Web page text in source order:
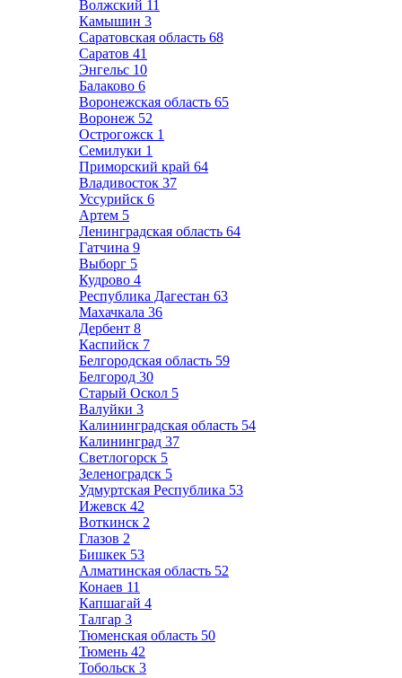
Волжский 11
Камышин 3
Саратовская область 68
Саратов 41
Энгельс 10
Балаково 6
Воронежская область 65
Воронеж 52
Острогожск 1
Семилуки 1
Приморский край 64
Владивосток 37
Уссурийск 6
Артем 5
Ленинградская область 64
Гатчина 9
Выборг 5
Кудрово 4
Республика Дагестан 63
Махачкала 36
Дербент 8
Каспийск 7
Белгородская область 59
Белгород 30
Старый Оскол 5
Валуйки 3
Калининградская область 54
Калининград 37
Светлогорск 5
Зеленоградск 5
Удмуртская Республика 53
Ижевск 42
Воткинск 2
Глазов 2
Бишкек 53
Алматинская область 52
Конаев 11
Капшагай 4
Талгар 3
Тюменская область 50
Тюмень 42
Тобольск 3